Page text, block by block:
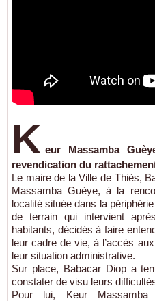
K eur Massamba
revendication du
Le maire de la Ville de Thiès,
Massamba Guèye, à la
localité située dans la
de terrain qui intervient
habitants, décidés à faire
leur cadre de vie, à l’accès
leur situation administrative.
Sur place, Babacar Diop a
constater de visu leurs
Pour lui, Keur